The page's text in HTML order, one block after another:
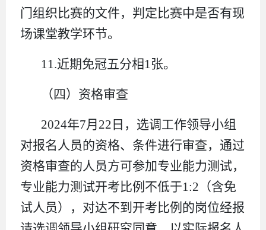
门组织比赛的文件，判定比赛中是否有现
场课堂教学环节。
11.近期免冠五分相1张。
（四）资格审查
2024年7月22日，选调工作领导小组
对报名人员的资格、条件进行审查，通过
资格审查的人员方可参加专业能力测试，
专业能力测试开考比例不低于1:2（含免
试人员），对达不到开考比例的岗位经报